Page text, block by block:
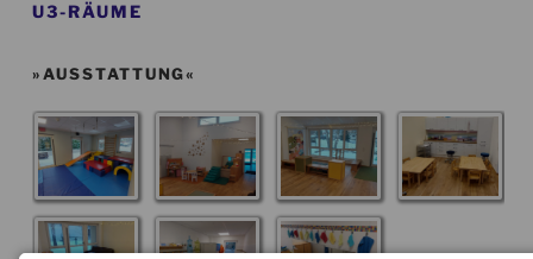
U3-RÄUME
»AUSSTATTUNG«